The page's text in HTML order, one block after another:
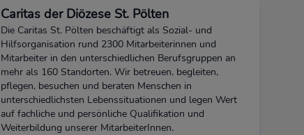
Caritas der Diözese St. Pölten
Die Caritas St. Pölten beschäftigt als Sozial- und
Hilfsorganisation rund 2300 Mitarbeiterinnen und
Mitarbeiter in den unterschiedlichen Berufsgruppen an
mehr als 160 Standorten. Wir betreuen, begleiten,
pflegen, besuchen und beraten Menschen in
unterschiedlichsten Lebenssituationen und legen Wert
auf fachliche und persönliche Qualifikation und
Weiterbildung unserer MitarbeiterInnen.